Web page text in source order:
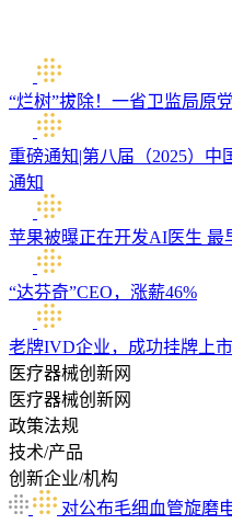
“烂树”拔除！一省卫监局原
重磅通知|第八届（2025）
通知
苹果被曝正在开发AI医生 最
“达芬奇”CEO，涨薪46%
老牌IVD企业，成功挂牌上市
医疗器械创新网
医疗器械创新网
政策法规
技术/产品
创新企业/机构
对公布毛细血管旋磨